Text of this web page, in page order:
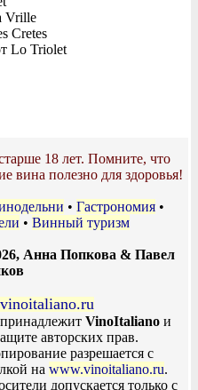
Vrille
Cretes
Lo Triolet
18 лет. Помните, что
вина полезно для здоровья!
• Гастрономия •
• Винный туризм
Анна Попкова & Павел
VinoItalianoи
авторских прав.
разрешается с
на www.vinoitaliano.ru.
допускается только с